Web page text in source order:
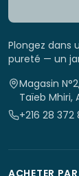
Plongez dans
pureté — un
Magasin
Taïeb Mhiri,
+216 28 372
ACHETER